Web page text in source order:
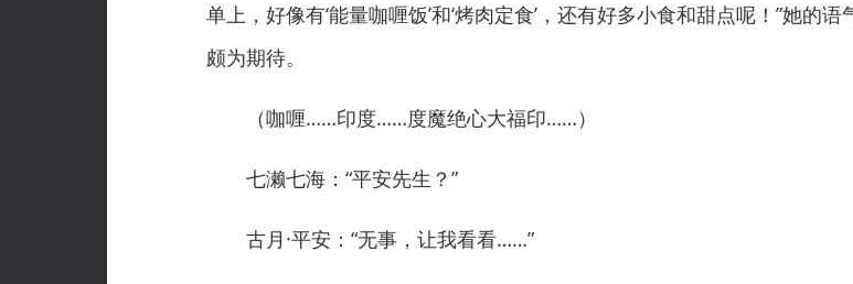
单上，好像有‘能量咖喱饭’和‘烤肉定食’，还有好多小食和甜点呢！”她的
颇为期待。
（咖喱……印度……度魔绝心大福印……）
七濑七海：“平安先生？”
古月·平安：“无事，让我看看……”